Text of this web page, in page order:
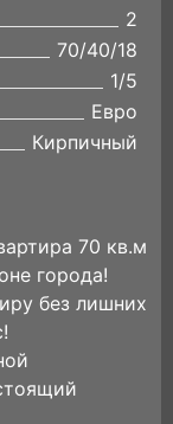
2
70/40/18
1/5
Евро
Кирпичный
70 кв.м
города!
без лишних